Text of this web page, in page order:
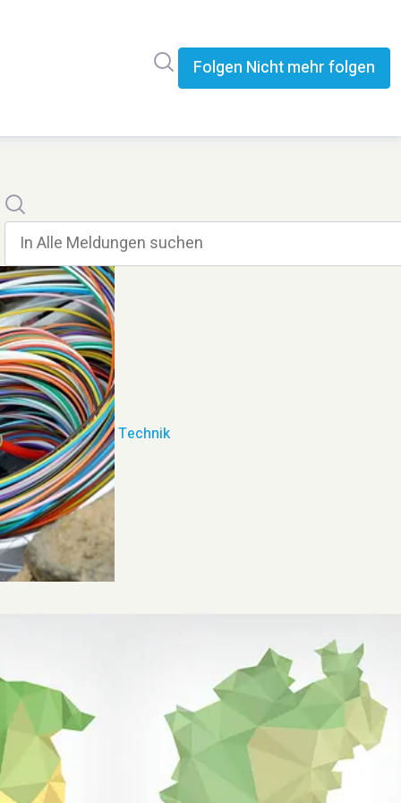
Im Newsroom suchen
Folgen Nicht mehr folgen
Suche
In alle meldungen suchen
Technik